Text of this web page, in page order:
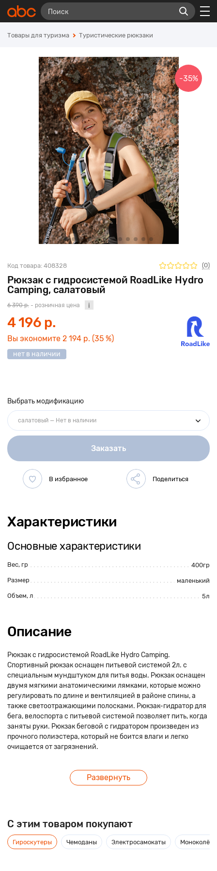
Товары для туризма Туристические рюкзаки
Рюкзак с гидросистемой RoadLike Hydro
Camping, салатовый
Код товара: 408328 (0)
-35%
6 390 р. - розничная цена
4 196 р.
Вы экономите 2 194 р. (35 %)
нет в наличии
Выбрать модификацию
салатовый — Нет в наличии
Заказать
Характеристики
Основные характеристики
Вес, гр 400гр
Размер маленький
Объем, л 5л
Описание
Рюкзак с гидросистемой RoadLike Hydro Camping.
Спортивный рюкзак оснащен питьевой системой 2л. с
специальным мундштуком для питья воды. Рюкзак оснащен
двумя мягкими анатомическими лямками, которые можно
регулировать по длине и вентиляцией в районе спины, а
также светоотражающими полосками. Рюкзак-гидратор для
бега, велоспорта с питьевой системой позволяет пить, когда
заняты руки. Рюкзак беговой с гидратором произведен из
прочного полиэстера, который не боится влаги и легко
очищается от загрязнений.
Развернуть
C этим товаром покупают
Гироскутеры Чемоданы Электросамокаты Моноколёса